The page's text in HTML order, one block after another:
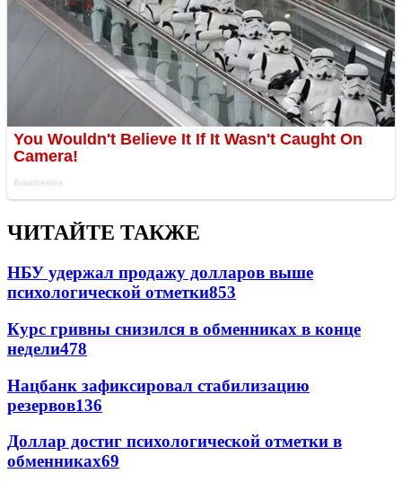
ЧИТАЙТЕ ТАКЖЕ
НБУ удержал продажу долларов выше
психологической отметки853
Курс гривны снизился в обменниках в конце
недели478
Нацбанк зафиксировал стабилизацию
резервов136
Доллар достиг психологической отметки в
обменниках69